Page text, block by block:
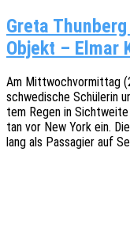
Greta
Objekt – Elmar
Am Mitt­woch­vor­mit­tag
schwe­di­sche Schü­le­rin
tem Regen in
tan vor New York ein.
lang als Passa­gier auf